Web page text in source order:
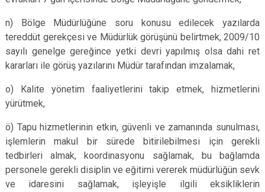
n) Bölge Müdürlüğüne soru konusu edilecek yazılarda
tereddüt gerekçesi ve Müdürlük görüşünü belirtmek, 2009/10
sayılı genelge gereğince yetki devri yapılmış olsa dahi ret
kararları ile görüş yazılarını Müdür tarafından imzalamak,
o) Kalite yönetim faaliyetlerini takip etmek, hizmetlerini
yürütmek,
ö) Tapu hizmetlerinin etkin, güvenli ve zamanında sunulması,
işlemlerin makul bir sürede bitirilebilmesi için gerekli
tedbirleri almak, koordinasyonu sağlamak, bu bağlamda
personele gerekli disiplin ve eğitimi vererek müdürlüğün sevk
ve idaresini sağlamak, işleyişle ilgili eksikliklerin